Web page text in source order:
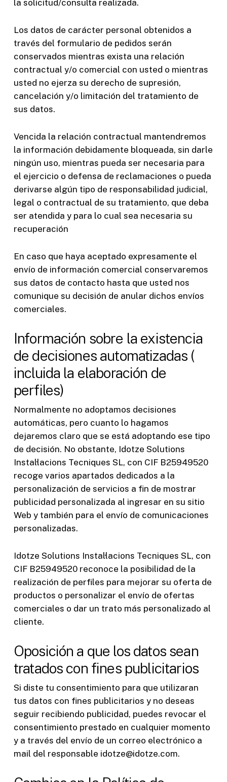
la solicitud/consulta realizada.
Los datos de carácter personal obtenidos a
través del formulario de pedidos serán
conservados mientras exista una relación
contractual y/o comercial con usted o mientras
usted no ejerza su derecho de supresión,
cancelación y/o limitación del tratamiento de
sus datos.
Vencida la relación contractual mantendremos
la información debidamente bloqueada, sin darle
ningún uso, mientras pueda ser necesaria para
el ejercicio o defensa de reclamaciones o pueda
derivarse algún tipo de responsabilidad judicial,
legal o contractual de su tratamiento, que deba
ser atendida y para lo cual sea necesaria su
recuperación
En caso que haya aceptado expresamente el
envío de información comercial conservaremos
sus datos de contacto hasta que usted nos
comunique su decisión de anular dichos envíos
comerciales.
Información sobre la existencia
de decisiones automatizadas (
incluida la elaboración de
perfiles)
Normalmente no adoptamos decisiones
automáticas, pero cuanto lo hagamos
dejaremos claro que se está adoptando ese tipo
de decisión. No obstante, Idotze Solutions
Instal·lacions Tecniques SL, con CIF B25949520
recoge varios apartados dedicados a la
personalización de servicios a fin de mostrar
publicidad personalizada al ingresar en su sitio
Web y también para el envío de comunicaciones
personalizadas.
Idotze Solutions Instal·lacions Tecniques SL, con
CIF B25949520 reconoce la posibilidad de la
realización de perfiles para mejorar su oferta de
productos o personalizar el envío de ofertas
comerciales o dar un trato más personalizado al
cliente.
Oposición a que los datos sean
tratados con fines publicitarios
Si diste tu consentimiento para que utilizaran
tus datos con fines publicitarios y no deseas
seguir recibiendo publicidad, puedes revocar el
consentimiento prestado en cualquier momento
y a través del envío de un correo electrónico a
mail del responsable idotze@idotze.com.